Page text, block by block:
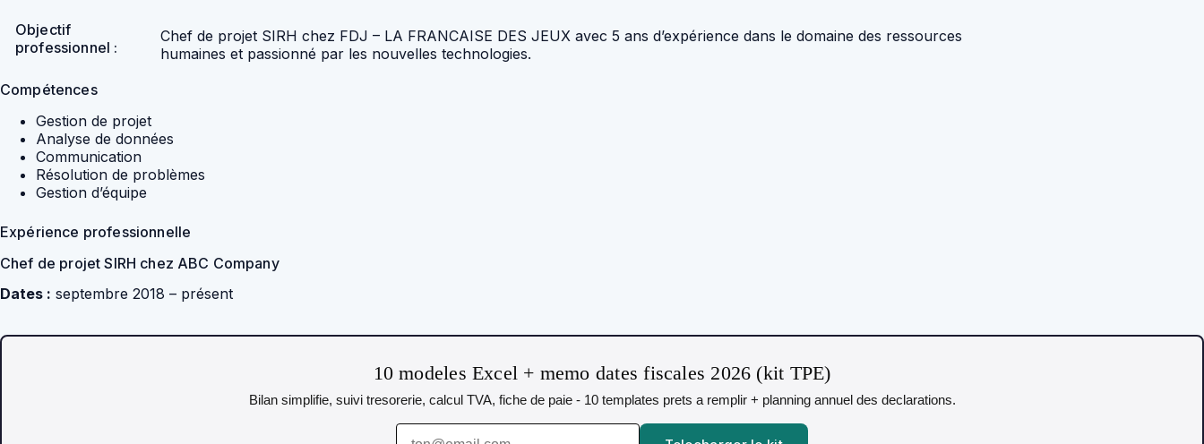
Objectif
professionnel :
Chef de projet SIRH chez FDJ – LA FRANCAISE DES JEUX avec 5 ans d’expérience dans le domaine des ressources
humaines et passionné par les nouvelles technologies.
Compétences
Gestion de projet
Analyse de données
Communication
Résolution de problèmes
Gestion d’équipe
Expérience professionnelle
Chef de projet SIRH chez ABC Company
Dates : septembre 2018 – présent
10 modeles Excel + memo dates fiscales 2026 (kit TPE)
Bilan simplifie, suivi tresorerie, calcul TVA, fiche de paie - 10 templates prets a remplir + planning annuel des declarations.